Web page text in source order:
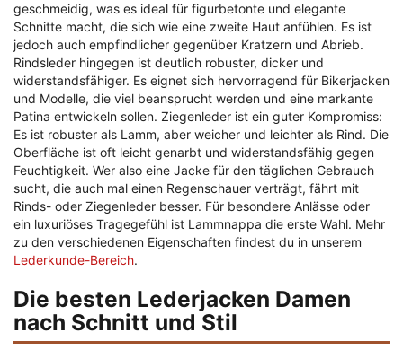
geschmeidig, was es ideal für figurbetonte und elegante
Schnitte macht, die sich wie eine zweite Haut anfühlen. Es ist
jedoch auch empfindlicher gegenüber Kratzern und Abrieb.
Rindsleder hingegen ist deutlich robuster, dicker und
widerstandsfähiger. Es eignet sich hervorragend für Bikerjacken
und Modelle, die viel beansprucht werden und eine markante
Patina entwickeln sollen. Ziegenleder ist ein guter Kompromiss:
Es ist robuster als Lamm, aber weicher und leichter als Rind. Die
Oberfläche ist oft leicht genarbt und widerstandsfähig gegen
Feuchtigkeit. Wer also eine Jacke für den täglichen Gebrauch
sucht, die auch mal einen Regenschauer verträgt, fährt mit
Rinds- oder Ziegenleder besser. Für besondere Anlässe oder
ein luxuriöses Tragegefühl ist Lammnappa die erste Wahl. Mehr
zu den verschiedenen Eigenschaften findest du in unserem
Lederkunde-Bereich.
Die besten Lederjacken Damen
nach Schnitt und Stil